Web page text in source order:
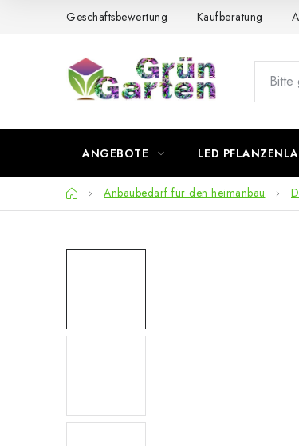
Geschäftsbewertung Kaufberatung
ANGEBOTE LED
StartseiteAnbaubedarf für den heimanbau